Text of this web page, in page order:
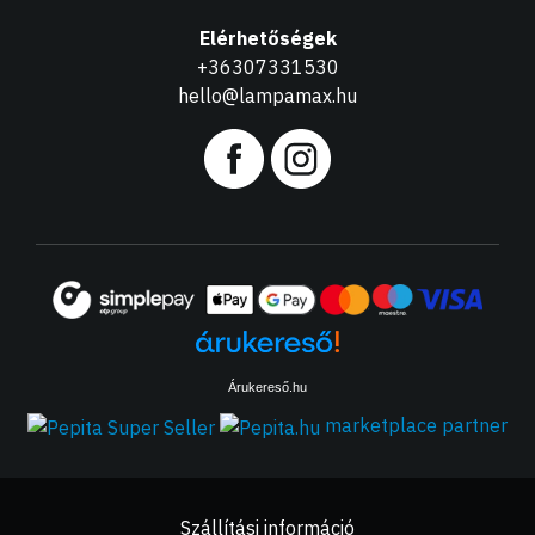
Elérhetőségek
+36307331530
hello@lampamax.hu
Árukereső.hu
marketplace partner
Szállítási információ